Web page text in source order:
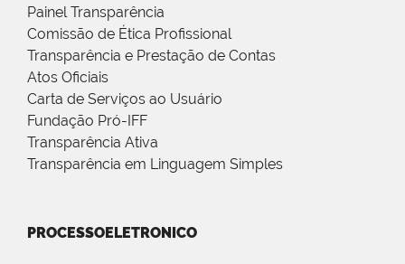
Painel Transparência
Comissão de Ética Profissional
Transparência e Prestação de Contas
Atos Oficiais
Carta de Serviços ao Usuário
Fundação Pró-IFF
Transparência Ativa
Transparência em Linguagem Simples
PROCESSOELETRONICO